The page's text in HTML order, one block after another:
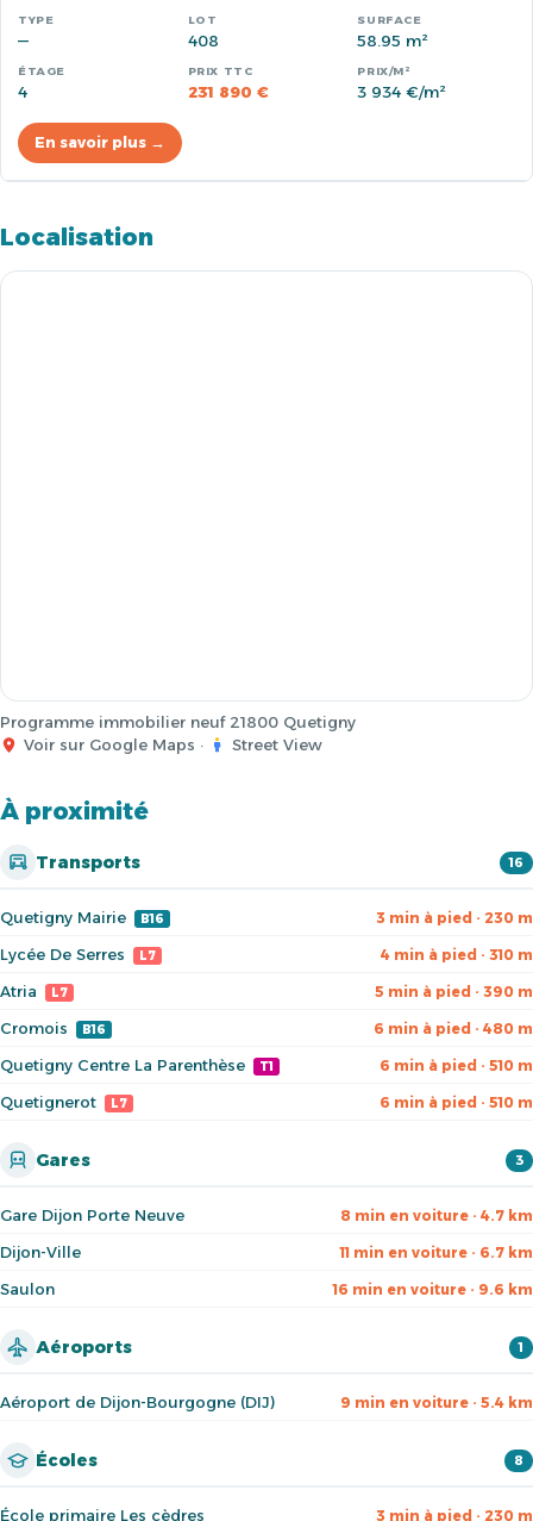
— 408 58.95 m²
4 231 890 € 3 934 €/m²
En savoir plus →
Localisation
Programme immobilier neuf 21800 Quetigny
Voir sur Google Maps · Street View
À proximité
Transports 16
Quetigny Mairie B16 3 min à pied · 230 m
Lycée De Serres L7 4 min à pied · 310 m
Atria L7 5 min à pied · 390 m
Cromois B16 6 min à pied · 480 m
Quetigny Centre La Parenthèse T1 6 min à pied · 510 m
Quetignerot L7 6 min à pied · 510 m
Gares 3
Gare Dijon Porte Neuve 8 min en voiture · 4.7 km
Dijon-Ville 11 min en voiture · 6.7 km
Saulon 16 min en voiture · 9.6 km
Aéroports 1
Aéroport de Dijon-Bourgogne (DIJ) 9 min en voiture · 5.4 km
Écoles 8
École primaire Les cèdres 3 min à pied · 230 m